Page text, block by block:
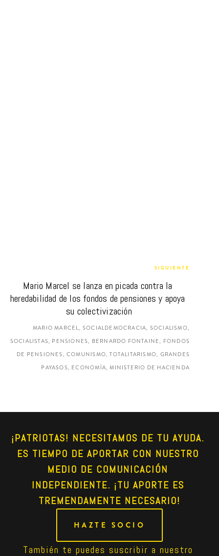
SIGUIENTE
Mario Marcel se lanza en picada contra la
heredabilidad de los fondos de pensiones y apoya
su colectivización
MARIO MARCEL, SOCIALDEMOCRACIA, SOCIALISMO,
SOCIALISTAS, PENSIONES, BERNARDO FONTAINE, FONDOS
DE PENSIONES, COMUNISMO, TOTALITARISMO, GRANDES
PAYASOS, ECONOMÍA, MINISTERIO DE HACIENDA
¡PATRIOTAS! NECESITAMOS DE TU AYUDA.
ES TIEMPO DE APORTAR CON NUESTRO
MEDIO DE COMUNICACIÓN
INDEPENDIENTE. ¡TU APORTE ES
TREMENDAMENTE NECESARIO!
HAZTE SOCIO